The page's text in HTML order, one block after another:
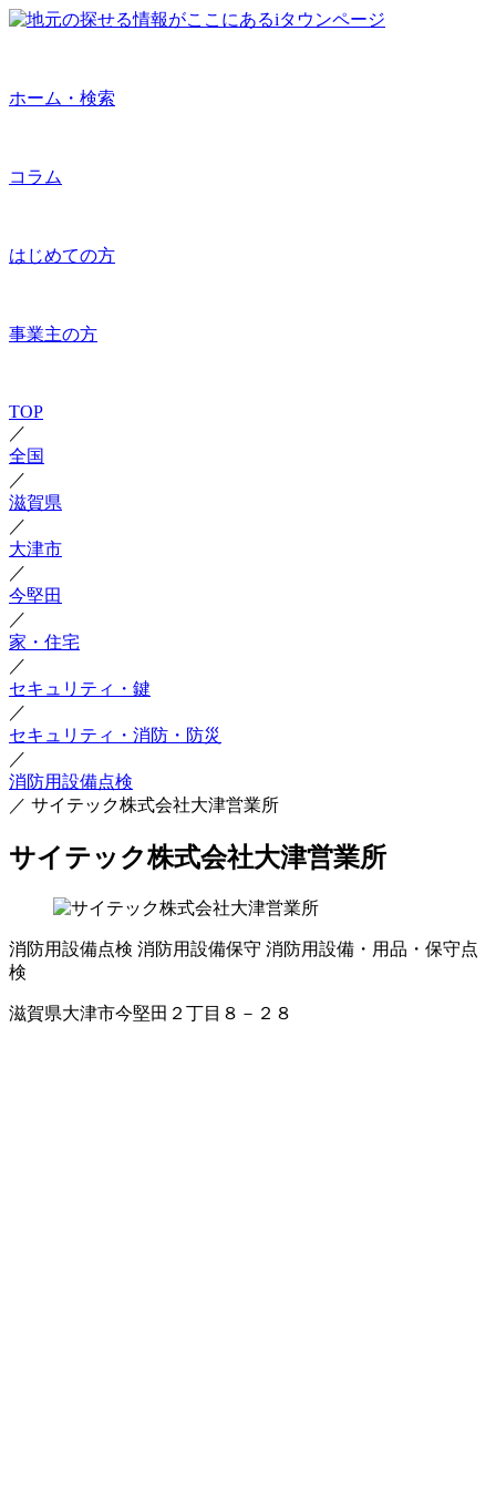
ホーム・検索
コラム
はじめての方
事業主の方
TOP
／
全国
／
滋賀県
／
大津市
／
今堅田
／
家・住宅
／
セキュリティ・鍵
／
セキュリティ・消防・防災
／
消防用設備点検
／ サイテック株式会社大津営業所
サイテック株式会社大津営業所
消防用設備点検 消防用設備保守 消防用設備・用品・保守点
検
滋賀県大津市今堅田２丁目８－２８